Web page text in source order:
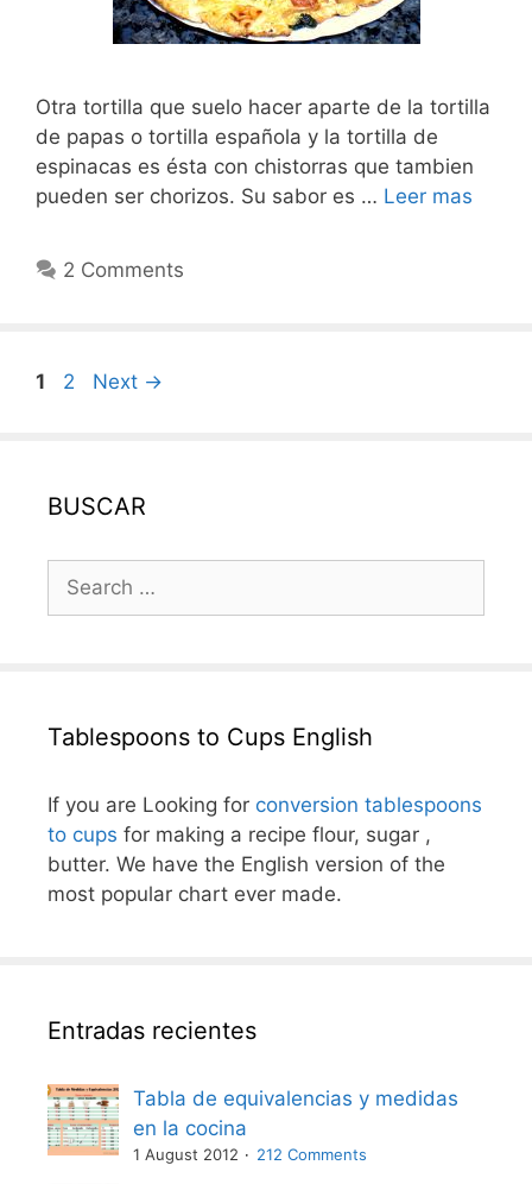
Otra tortilla que suelo hacer aparte de la tortilla
de papas o tortilla española y la tortilla de
espinacas es ésta con chistorras que tambien
pueden ser chorizos. Su sabor es … Leer mas
2 Comments
Post
Page
1 Page
2 Next →
BUSCAR
for:
Tablespoons to Cups English
If you are Looking for conversion tablespoons
to cups for making a recipe flour, sugar ,
butter. We have the English version of the
most popular chart ever made.
Entradas recientes
Tabla de equivalencias y medidas
en la cocina
1 August 2012 212 Comments